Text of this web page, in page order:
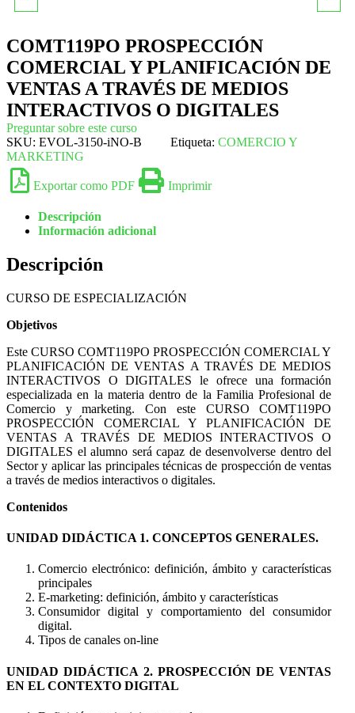
INMOBILIARIA INTERACTIVOS O
DIGITALES: PROCESOS
COMT119PO PROSPECCIÓN
COMERCIAL Y PLANIFICACIÓN DE
VENTAS A TRAVÉS DE MEDIOS
INTERACTIVOS O DIGITALES
Preguntar sobre este curso
SKU: EVOL-3150-iNO-B Etiqueta: COMERCIO Y
MARKETING
Exportar como PDF Imprimir
Descripción
Información adicional
Descripción
CURSO DE ESPECIALIZACIÓN
Objetivos
Este CURSO COMT119PO PROSPECCIÓN COMERCIAL Y
PLANIFICACIÓN DE VENTAS A TRAVÉS DE MEDIOS
INTERACTIVOS O DIGITALES le ofrece una formación
especializada en la materia dentro de la Familia Profesional de
Comercio y marketing. Con este CURSO COMT119PO
PROSPECCIÓN COMERCIAL Y PLANIFICACIÓN DE
VENTAS A TRAVÉS DE MEDIOS INTERACTIVOS O
DIGITALES el alumno será capaz de desenvolverse dentro del
Sector y aplicar las principales técnicas de prospección de ventas
a través de medios interactivos o digitales.
Contenidos
UNIDAD DIDÁCTICA 1. CONCEPTOS GENERALES.
Comercio electrónico: definición, ámbito y características
principales
E-marketing: definición, ámbito y características
Consumidor digital y comportamiento del consumidor
digital.
Tipos de canales on-line
UNIDAD DIDÁCTICA 2. PROSPECCIÓN DE VENTAS
EN EL CONTEXTO DIGITAL